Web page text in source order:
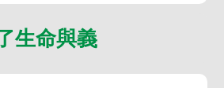
生命與義